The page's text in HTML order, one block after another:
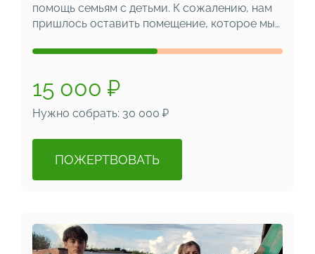
помощь семьям с детьми. К сожалению, нам
пришлось оставить помещение, которое мы…
15 000 ₽
Нужно собрать: 30 000 ₽
ПОЖЕРТВОВАТЬ